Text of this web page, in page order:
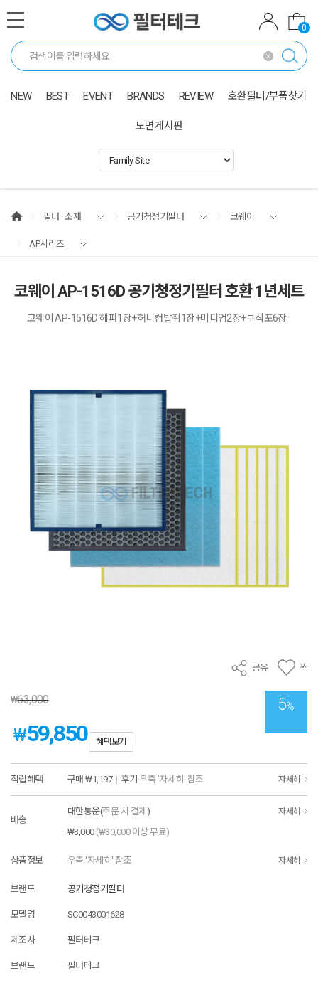
0
NEW BEST EVENT BRANDS REVIEW 호환필터/부품찾기
도면게시판
필터 · 소재 공기청정기필터 코웨이
AP시리즈
코웨이 AP-1516D 공기청정기필터 호환 1년세트
코웨이 AP-1516D 헤파1장+허니컴탈취1장+미디엄2장+부직포6장
공유 찜
5%
₩63,000
₩59,850 혜택보기
적립혜택 구매 ₩1,197 | 후기 우측 '자세히' 참조 자세히
배송
대한통운(주문 시 결제 ) 자세히
₩3,000 (₩30,000 이상 무료)
상품정보 우측 '자세히' 참조 자세히
브랜드 공기청정기필터
모델명 SC0043001628
제조사 필터테크
브랜드 필터테크